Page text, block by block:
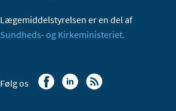
Lægemiddelstyrelsen er en del af
Sundheds- og Kirkeministeriet.
Følg os